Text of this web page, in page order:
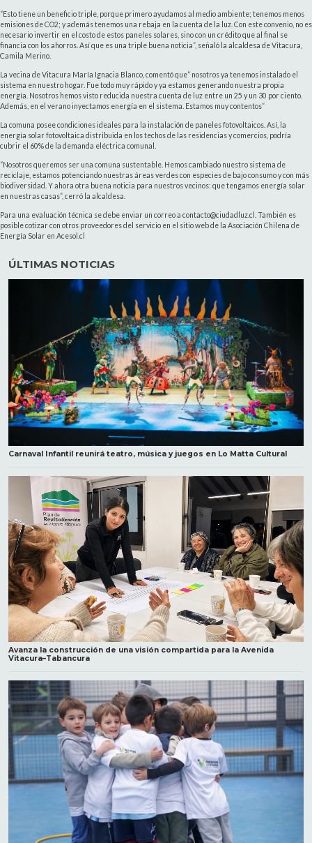
“Esto tiene un beneficio triple, porque primero ayudamos al medio ambiente; tenemos menos
emisiones de CO2; y además tenemos una rebaja en la cuenta de la luz. Con este convenio, no es
necesario invertir en el costo de estos paneles solares, sino con un crédito que al final se
financia con los ahorros. Así que es una triple buena noticia”, señaló la alcaldesa de Vitacura,
Camila Merino.
La vecina de Vitacura María Ignacia Blanco, comentó que” nosotros ya tenemos instalado el
sistema en nuestro hogar. Fue todo muy rápido y ya estamos generando nuestra propia
energía. Nosotros hemos visto reducida nuestra cuenta de luz entre un 25 y un 30 por ciento.
Además, en el verano inyectamos energía en el sistema. Estamos muy contentos”
La comuna posee condiciones ideales para la instalación de paneles fotovoltaicos. Así, la
energía solar fotovoltaica distribuida en los techos de las residencias y comercios, podría
cubrir el 60% de la demanda eléctrica comunal.
“Nosotros queremos ser una comuna sustentable. Hemos cambiado nuestro sistema de
reciclaje, estamos potenciando nuestras áreas verdes con especies de bajo consumo y con más
biodiversidad. Y ahora otra buena noticia para nuestros vecinos: que tengamos energía solar
en nuestras casas”, cerró la alcaldesa.
Para una evaluación técnica se debe enviar un correo a contacto@ciudadluz.cl. También es
posible cotizar con otros proveedores del servicio en el sitio web de la Asociación Chilena de
Energía Solar en Acesol.cl
ÚLTIMAS NOTICIAS
Carnaval Infantil reunirá teatro, música y juegos en Lo Matta Cultural
Avanza la construcción de una visión compartida para la Avenida
Vitacura–Tabancura